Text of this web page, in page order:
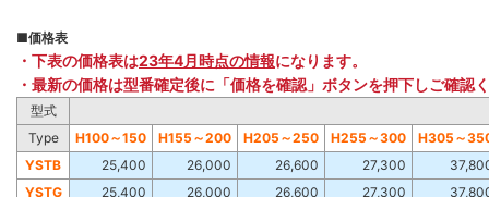
■価格表
・下表の価格表は23年4月時点の情報になります。
・最新の価格は型番確定後に「価格を確認」ボタンを押下しご確認
型式
Type
H100～150 H155～200 H205～250 H255～300
H305～
YSTB
25,400 26,000 26,600 27,300
YSTG
25,400 26,000 26,600 27,300